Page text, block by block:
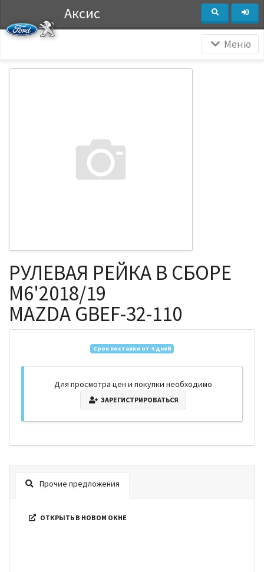
Аксис
Меню
РУЛЕВАЯ РЕЙКА В СБОРЕ
M6'2018/19
MAZDA GBEF-32-110
Срок поставки от 4 дней
Для просмотра цен и покупки необходимо
ЗАРЕГИСТРИРОВАТЬСЯ
Прочие предложения
ОТКРЫТЬ В НОВОМ ОКНЕ